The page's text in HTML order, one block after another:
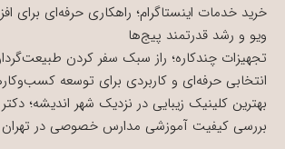
خرید خدمات اینستاگرام؛ راهکاری حرفه‌ای برای
ویو و رشد قدرتمند پیج‌ها
تجهیزات چندکاره؛ راز سبک سفر کردن
انتخابی حرفه‌ای و کاربردی برای توسعه
بهترین کلینیک زیبایی در نزدیک شهر اندیشه؛
بررسی کیفیت آموزشی مدارس خصوصی در تهران